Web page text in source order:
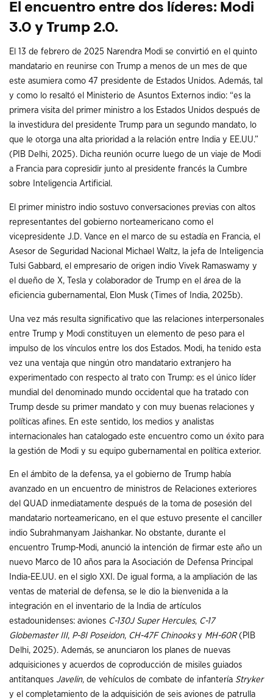
El encuentro entre dos líderes: Modi
3.0 y Trump 2.0.
El 13 de febrero de 2025 Narendra Modi se convirtió en el quinto
mandatario en reunirse con Trump a menos de un mes de que
este asumiera como 47 presidente de Estados Unidos. Además, tal
y como lo resaltó el Ministerio de Asuntos Externos indio: “es la
primera visita del primer ministro a los Estados Unidos después de
la investidura del presidente Trump para un segundo mandato, lo
que le otorga una alta prioridad a la relación entre India y EE.UU.”
(PIB Delhi, 2025). Dicha reunión ocurre luego de un viaje de Modi
a Francia para copresidir junto al presidente francés la Cumbre
sobre Inteligencia Artificial.
El primer ministro indio sostuvo conversaciones previas con altos
representantes del gobierno norteamericano como el
vicepresidente J.D. Vance en el marco de su estadía en Francia, el
Asesor de Seguridad Nacional Michael Waltz, la jefa de Inteligencia
Tulsi Gabbard, el empresario de origen indio Vivek Ramaswamy y
el dueño de X, Tesla y colaborador de Trump en el área de la
eficiencia gubernamental, Elon Musk (Times of India, 2025b).
Una vez más resulta significativo que las relaciones interpersonales
entre Trump y Modi constituyen un elemento de peso para el
impulso de los vínculos entre los dos Estados. Modi, ha tenido esta
vez una ventaja que ningún otro mandatario extranjero ha
experimentado con respecto al trato con Trump: es el único líder
mundial del denominado mundo occidental que ha tratado con
Trump desde su primer mandato y con muy buenas relaciones y
políticas afines. En este sentido, los medios y analistas
internacionales han catalogado este encuentro como un éxito para
la gestión de Modi y su equipo gubernamental en política exterior.
En el ámbito de la defensa, ya el gobierno de Trump había
avanzado en un encuentro de ministros de Relaciones exteriores
del QUAD inmediatamente después de la toma de posesión del
mandatario norteamericano, en el que estuvo presente el canciller
indio Subrahmanyam Jaishankar. No obstante, durante el
encuentro Trump-Modi, anunció la intención de firmar este año un
nuevo Marco de 10 años para la Asociación de Defensa Principal
India-EE.UU. en el siglo XXI. De igual forma, a la ampliación de las
ventas de material de defensa, se le dio la bienvenida a la
integración en el inventario de la India de artículos
estadounidenses: aviones C-130J Super Hercules, C-17
Globemaster III, P-8I Poseidon, CH-47F Chinooksy MH-60R (PIB
Delhi, 2025). Además, se anunciaron los planes de nuevas
adquisiciones y acuerdos de coproducción de misiles guiados
antitanques Javelin, de vehículos de combate de infantería Stryker
y el completamiento de la adquisición de seis aviones de patrulla